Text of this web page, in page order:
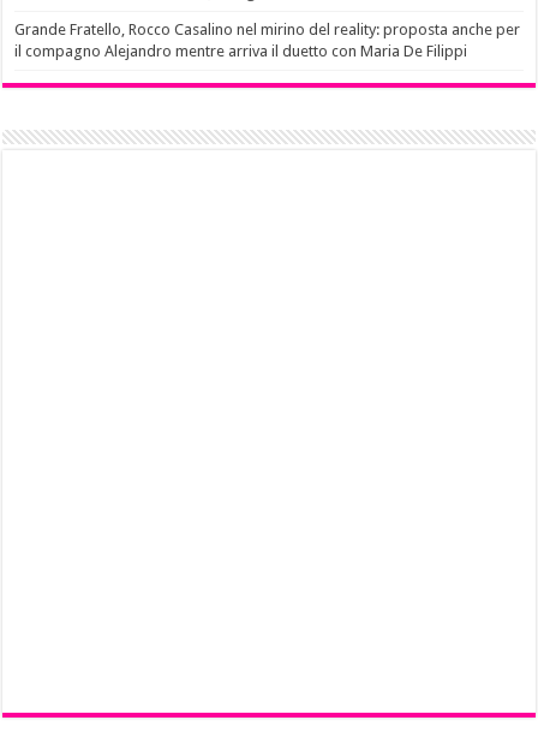
Grande Fratello, Rocco Casalino nel mirino del reality: proposta anche per
il compagno Alejandro mentre arriva il duetto con Maria De Filippi